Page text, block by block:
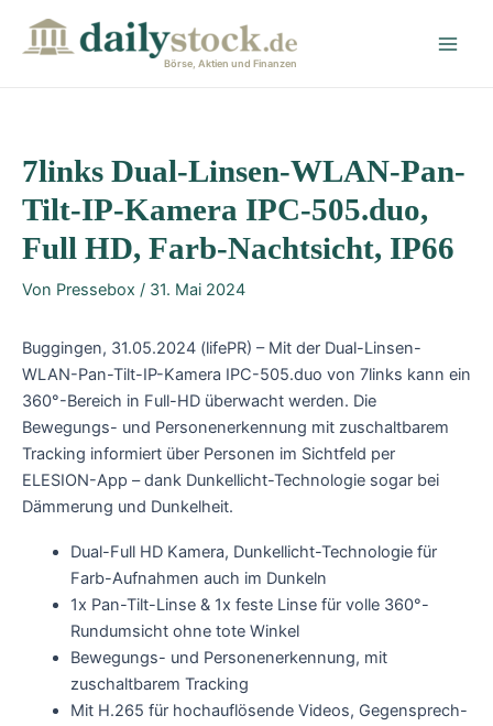
Börse, Aktien und Finanzen
7links Dual-Linsen-WLAN-Pan-
Tilt-IP-Kamera IPC-505.duo,
Full HD, Farb-Nachtsicht, IP66
Von Pressebox / 31. Mai 2024
Buggingen, 31.05.2024 (lifePR) – Mit der Dual-Linsen-
WLAN-Pan-Tilt-IP-Kamera IPC-505.duo von 7links kann ein
360°-Bereich in Full-HD überwacht werden. Die
Bewegungs- und Personenerkennung mit zuschaltbarem
Tracking informiert über Personen im Sichtfeld per
ELESION-App – dank Dunkellicht-Technologie sogar bei
Dämmerung und Dunkelheit.
Dual-Full HD Kamera, Dunkellicht-Technologie für
Farb-Aufnahmen auch im Dunkeln
1x Pan-Tilt-Linse & 1x feste Linse für volle 360°-
Rundumsicht ohne tote Winkel
Bewegungs- und Personenerkennung, mit
zuschaltbarem Tracking
Mit H.265 für hochauflösende Videos, Gegensprech-